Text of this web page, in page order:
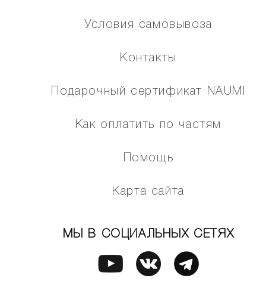
Условия самовывоза
Контакты
Подарочный сертификат NAUMI
Как оплатить по частям
Помощь
Карта сайта
МЫ В СОЦИАЛЬНЫХ СЕТЯХ